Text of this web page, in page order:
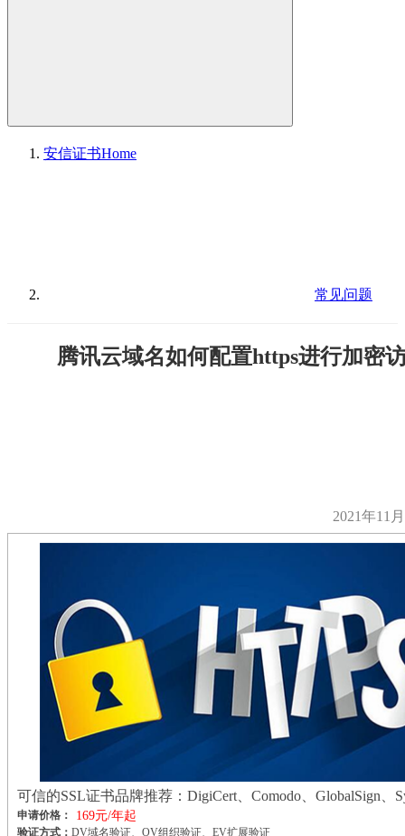
安信证书Home
常见问题
腾讯云域名如何配置https进行加密
2021年11
可信的SSL证书品牌推荐：DigiCert、Comodo、GlobalSign、
申请价格： 169元/年起
验证方式： DV域名验证、OV组织验证、EV扩展验证